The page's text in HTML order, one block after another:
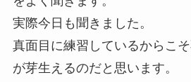
実際今日も聞きました。
真面目に練習しているからこ
が芽生えるのだと思います。